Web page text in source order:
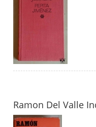
Ramon Del Valle